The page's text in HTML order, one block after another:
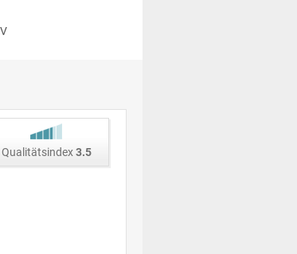
Qualitätsindex3.5